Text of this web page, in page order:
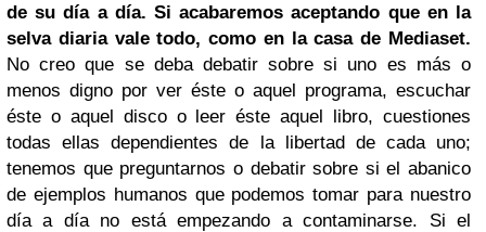
de su día a día. Si acabaremos aceptando que en la
selva diaria vale todo, como en la casa de Mediaset.
No creo que se deba debatir sobre si uno es más o
menos digno por ver éste o aquel programa, escuchar
éste o aquel disco o leer éste aquel libro, cuestiones
todas ellas dependientes de la libertad de cada uno;
tenemos que preguntarnos o debatir sobre si el abanico
de ejemplos humanos que podemos tomar para nuestro
día a día no está empezando a contaminarse. Si el